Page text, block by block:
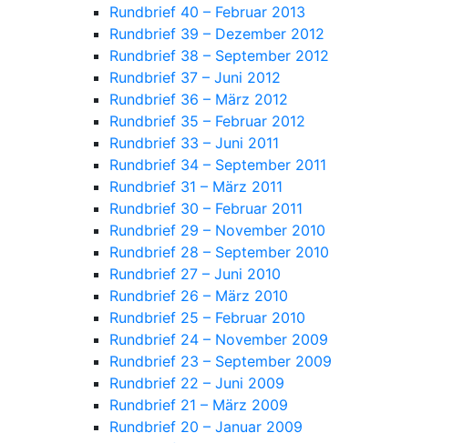
Rundbrief 40 – Februar 2013
Rundbrief 39 – Dezember 2012
Rundbrief 38 – September 2012
Rundbrief 37 – Juni 2012
Rundbrief 36 – März 2012
Rundbrief 35 – Februar 2012
Rundbrief 33 – Juni 2011
Rundbrief 34 – September 2011
Rundbrief 31 – März 2011
Rundbrief 30 – Februar 2011
Rundbrief 29 – November 2010
Rundbrief 28 – September 2010
Rundbrief 27 – Juni 2010
Rundbrief 26 – März 2010
Rundbrief 25 – Februar 2010
Rundbrief 24 – November 2009
Rundbrief 23 – September 2009
Rundbrief 22 – Juni 2009
Rundbrief 21 – März 2009
Rundbrief 20 – Januar 2009